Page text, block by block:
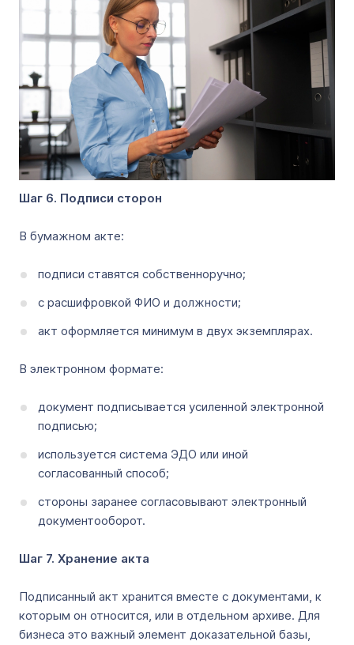
Шаг 6. Подписи сторон
В бумажном акте:
подписи ставятся собственноручно;
с расшифровкой ФИО и должности;
акт оформляется минимум в двух экземплярах.
В электронном формате:
документ подписывается усиленной электронной
подписью;
используется система ЭДО или иной
согласованный способ;
стороны заранее согласовывают электронный
документооборот.
Шаг 7. Хранение акта
Подписанный акт хранится вместе с документами, к
которым он относится, или в отдельном архиве. Для
бизнеса это важный элемент доказательной базы,